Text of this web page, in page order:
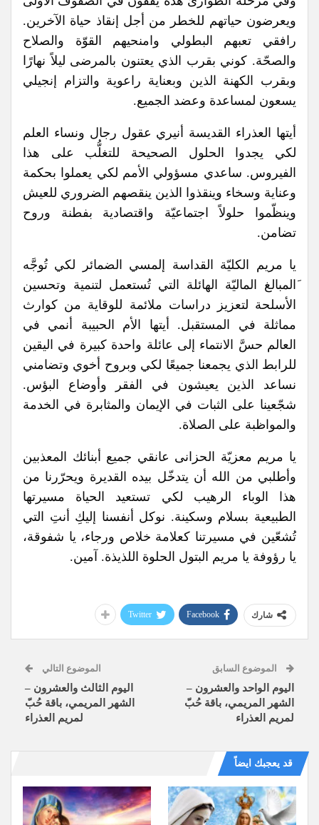
ويعرضون حياتهم للخطر من أجل إنقاذ حياة الآخرين.
رافقي تعبهم البطولي وامنحيهم القوّة والصلاح
والصحّة. كوني بقرب الذي يعتنون بالمرضى ليلاً نهارًا
وبقرب الكهنة الذين وبعناية راعوية والتزام إنجيلي
يسعون لمساعدة وعضد الجميع.
أيتها العذراء القديسة أنيري عقول رجال ونساء العلم
لكي يجدوا الحلول الصحيحة للتغلُّب على هذا
الفيروس. ساعدي مسؤولي الأمم لكي يعملوا بحكمة
وعناية وسخاء وينقذوا الذين ينقصهم الضروري للعيش
وينظّموا حلولاً اجتماعيّة واقتصادية بفطنة وروح
تضامن.
يا مريم الكليّة القداسة إلمسي الضمائر لكي تُوجَّه
َالمبالغ الماليّة الهائلة التي تُستعمل لتنمية وتحسين
الأسلحة لتعزيز دراسات ملائمة للوقاية من كوارث
مماثلة في المستقبل. أيتها الأم الحبيبة أنمي في
العالم حسَّ الانتماء إلى عائلة واحدة كبيرة في اليقين
للرابط الذي يجمعنا جميعًا لكي وبروح أخوي وتضامني
نساعد الذين يعيشون في الفقر وأوضاع البؤس.
شجّعينا على الثبات في الإيمان والمثابرة في الخدمة
والمواظبة على الصلاة.
يا مريم معزيّة الحزانى عانقي جميع أبنائك المعذبين
وأطلبي من الله أن يتدخّل بيده القديرة ويحرّرنا من
هذا الوباء الرهيب لكي تستعيد الحياة مسيرتها
الطبيعية بسلام وسكينة. نوكل أنفسنا إليكِ أنتِ التي
تُشعّين في مسيرتنا كعلامة خلاص ورجاء، يا شفوقة،
يا رؤوفة يا مريم البتول الحلوة اللذيذة. آمين.
شارك Facebook
Twitter
الموضوع السابق
اليوم الواحد والعشرون –
الشهر المريمي، باقة حُبّ
لمريم العذراء
الموضوع التالي
اليوم الثالث والعشرون –
الشهر المريمي، باقة حُبّ
لمريم العذراء
قد يعجبك ايضاً